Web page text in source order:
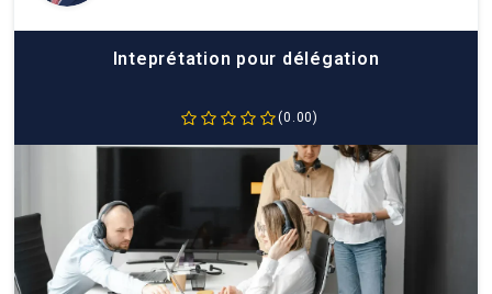
Inteprétation pour délégation
(0.00)